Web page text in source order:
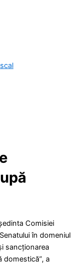
Comisiei
în domeniul
sancționarea
domestică”, a